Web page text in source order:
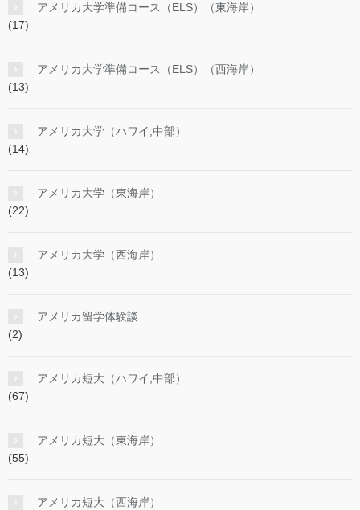
アメリカ大学準備コース（ELS）（東海岸）
(17)
アメリカ大学準備コース（ELS）（西海岸）
(13)
アメリカ大学（ハワイ,中部）
(14)
アメリカ大学（東海岸）
(22)
アメリカ大学（西海岸）
(13)
アメリカ留学体験談
(2)
アメリカ短大（ハワイ,中部）
(67)
アメリカ短大（東海岸）
(55)
アメリカ短大（西海岸）